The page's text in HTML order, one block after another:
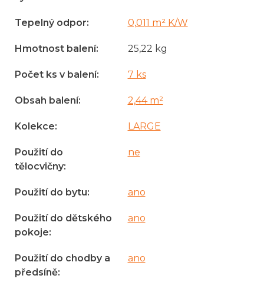
Tepelný odpor: 0,011 m² K/W
Hmotnost balení: 25,22 kg
Počet ks v balení: 7 ks
Obsah balení: 2,44 m²
Kolekce: LARGE
Použití do
tělocvičny:
ne
Použití do bytu: ano
Použití do dětského
pokoje:
ano
Použití do chodby a
předsíně:
ano